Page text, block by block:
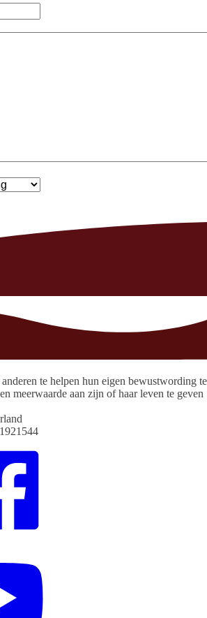
te helpen hun eigen bewustwording te
meerwaarde aan zijn of haar leven te geven